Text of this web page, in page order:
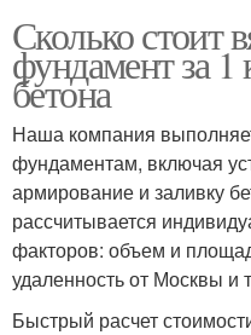
Сколько стоит
фундамент за 1
бетона
Наша компания
фундаментам, включая
армирование и заливку
рассчитывается
факторов: объем и
удаленность от Москвы и
Быстрый расчет